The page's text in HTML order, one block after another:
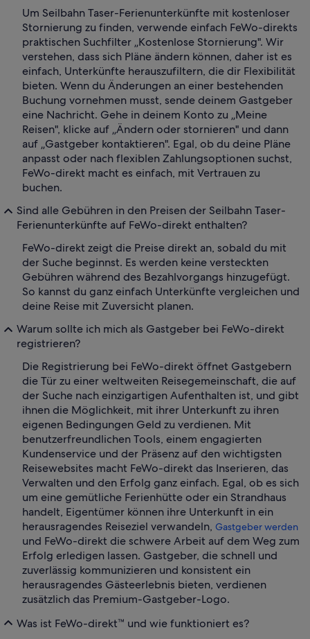
Um Seilbahn Taser-Ferienunterkünfte mit kostenloser
Stornierung zu finden, verwende einfach FeWo-direkts
praktischen Suchfilter „Kostenlose Stornierung". Wir
verstehen, dass sich Pläne ändern können, daher ist es
einfach, Unterkünfte herauszufiltern, die dir Flexibilität
bieten. Wenn du Änderungen an einer bestehenden
Buchung vornehmen musst, sende deinem Gastgeber
eine Nachricht. Gehe in deinem Konto zu „Meine
Reisen", klicke auf „Ändern oder stornieren" und dann
auf „Gastgeber kontaktieren". Egal, ob du deine Pläne
anpasst oder nach flexiblen Zahlungsoptionen suchst,
FeWo-direkt macht es einfach, mit Vertrauen zu
buchen.
Sind alle Gebühren in den Preisen der Seilbahn Taser-
Ferienunterkünfte auf FeWo-direkt enthalten?
FeWo-direkt zeigt die Preise direkt an, sobald du mit
der Suche beginnst. Es werden keine versteckten
Gebühren während des Bezahlvorgangs hinzugefügt.
So kannst du ganz einfach Unterkünfte vergleichen und
deine Reise mit Zuversicht planen.
Warum sollte ich mich als Gastgeber bei FeWo-direkt
registrieren?
Die Registrierung bei FeWo-direkt öffnet Gastgebern
die Tür zu einer weltweiten Reisegemeinschaft, die auf
der Suche nach einzigartigen Aufenthalten ist, und gibt
ihnen die Möglichkeit, mit ihrer Unterkunft zu ihren
eigenen Bedingungen Geld zu verdienen. Mit
benutzerfreundlichen Tools, einem engagierten
Kundenservice und der Präsenz auf den wichtigsten
Reisewebsites macht FeWo-direkt das Inserieren, das
Verwalten und den Erfolg ganz einfach. Egal, ob es sich
um eine gemütliche Ferienhütte oder ein Strandhaus
handelt, Eigentümer können ihre Unterkunft in ein
herausragendes Reiseziel verwandeln, Gastgeber werden
und FeWo-direkt die schwere Arbeit auf dem Weg zum
Erfolg erledigen lassen. Gastgeber, die schnell und
zuverlässig kommunizieren und konsistent ein
herausragendes Gästeerlebnis bieten, verdienen
zusätzlich das Premium-Gastgeber-Logo.
Was ist FeWo-direkt™ und wie funktioniert es?